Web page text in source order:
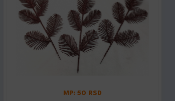
MP: 50 RSD